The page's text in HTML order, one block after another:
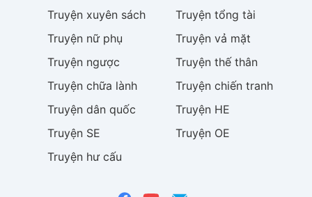
Truyện xuyên sách Truyện tổng tài
Truyện nữ phụ Truyện vả mặt
Truyện ngược Truyện thế thân
Truyện chữa lành Truyện chiến tranh
Truyện dân quốc Truyện HE
Truyện SE Truyện OE
Truyện hư cấu